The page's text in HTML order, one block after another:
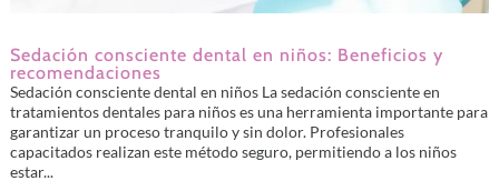
Sedación consciente dental en niños: Beneficios y
recomendaciones
Sedación consciente dental en niños La sedación consciente en
tratamientos dentales para niños es una herramienta importante para
garantizar un proceso tranquilo y sin dolor. Profesionales
capacitados realizan este método seguro, permitiendo a los niños
estar...